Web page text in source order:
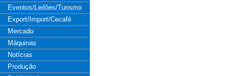
Eventos/Leilões/Turismo
Export/Import/Cecafé
Mercado
Máquinas
Notícias
Produção